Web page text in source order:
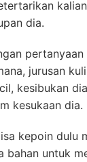
dia.
jurusan
kesibukan
kesukaan dia.
kepoin dulu
bahan untuk